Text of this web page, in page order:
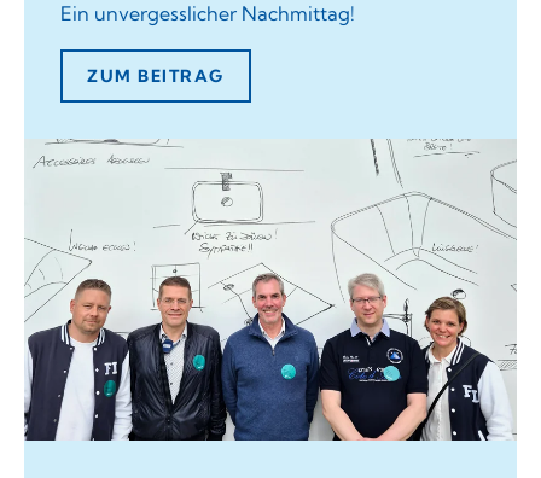
Ein unvergesslicher Nachmittag!
ZUM BEITRAG